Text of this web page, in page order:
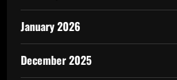
January 2026
December 2025